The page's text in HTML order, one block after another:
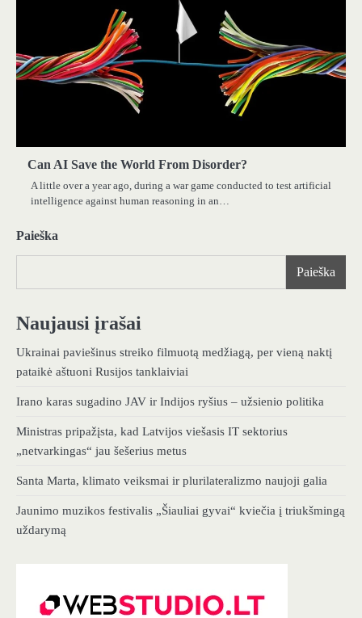
Can AI Save the World From Disorder?
A little over a year ago, during a war game conducted to test artificial
intelligence against human reasoning in an…
Paieška
Paieška
Naujausi įrašai
Ukrainai paviešinus streiko filmuotą medžiagą, per vieną naktį
pataikė aštuoni Rusijos tanklaiviai
Irano karas sugadino JAV ir Indijos ryšius – užsienio politika
Ministras pripažįsta, kad Latvijos viešasis IT sektorius
„netvarkingas“ jau šešerius metus
Santa Marta, klimato veiksmai ir plurilateralizmo naujoji galia
Jaunimo muzikos festivalis „Šiauliai gyvai“ kviečia į triukšmingą
uždarymą